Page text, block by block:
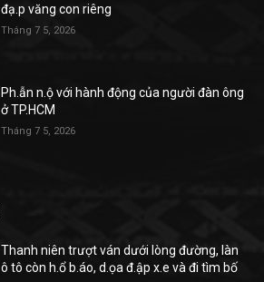
đạ.p văng con riêng
Tháng 7 5, 2026
Ph.ẫn n.ộ với hành động của người đàn ông
ở TP.HCM
Tháng 7 5, 2026
Thanh niên trượt ván dưới lòng đường, làn
ô tô còn h.ổ b.áo, d.ọa đ.ập x.e và đi tìm bố